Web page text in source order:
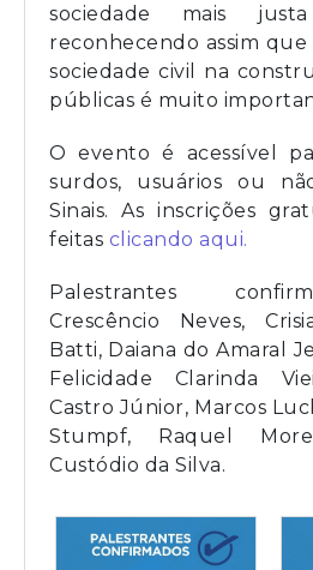
sociedade mais
reconhecendo assim
sociedade civil na
públicas é muito
O evento é acessível
surdos, usuários ou
Sinais. As inscrições
feitas clicando aqui.
Palestrantes
Crescêncio Neves,
Batti, Daiana do Amaral
Felicidade Clarinda
Castro Júnior, Marcos
Stumpf, Raquel
Custódio da Silva.